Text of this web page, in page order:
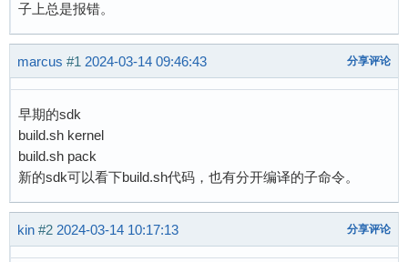
子上总是报错。
marcus #1 2024-03-14 09:46:43 分享评论
早期的sdk
build.sh kernel
build.sh pack
新的sdk可以看下build.sh代码，也有分开编译的子命令。
kin #2 2024-03-14 10:17:13 分享评论